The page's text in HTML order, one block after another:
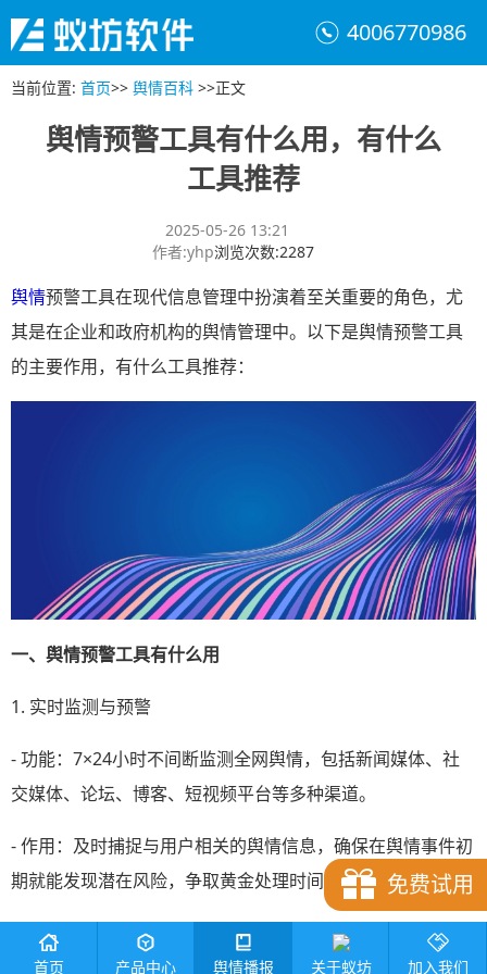
4006770986
当前位置: 首页>> 舆情百科 >>正文
舆情预警工具有什么用，有什么
工具推荐
2025-05-26 13:21
作者:yhp浏览次数:2287
舆情预警工具在现代信息管理中扮演着至关重要的角色，尤
其是在企业和政府机构的舆情管理中。以下是舆情预警工具
的主要作用，有什么工具推荐：
一、舆情预警工具有什么用
1. 实时监测与预警
- 功能：7×24小时不间断监测全网舆情，包括新闻媒体、社
交媒体、论坛、博客、短视频平台等多种渠道。
- 作用：及时捕捉与用户相关的舆情信息，确保在舆情事件初
期就能发现潜在风险，争取黄金处理时间。
2. 舆情分析与洞察
免费试用
首页 产品中心 舆情播报 关于蚁坊 加入我们